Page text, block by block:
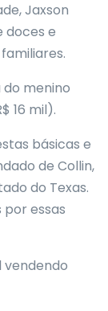
Jaxson
doces e
do menino
16 mil).
básicas e
de Collin,
do Texas.
essas